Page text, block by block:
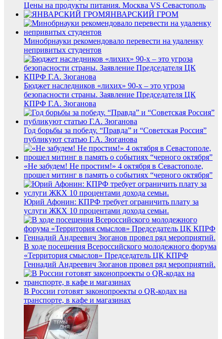
Цены на продукты питания. Москва VS Севастополь
ЯНВАРСКИЙ ГРОМ
Минобрнауки рекомендовало перевести на удаленку
непривитых студентов
Бюджет наследников «лихих» 90-х – это угроза
безопасности страны. Заявление Председателя ЦК
КПРФ Г.А. Зюганова
Год борьбы за победу. “Правда” и “Советская Россия”
публикуют статью Г.А. Зюганова
«Не забудем! Не простим!» 4 октября в Севастополе,
прошел митинг в память о событиях “черного октября”
Юрий Афонин: КПРФ требует ограничить плату за
услуги ЖКХ 10 процентами дохода семьи.
В ходе посещения Всероссийского молодежного форума
«Территория смыслов» Председатель ЦК КПРФ
Геннадий Андреевич Зюганов провел ряд мероприятий.
В России готовят законопроекты о QR-кодах на
транспорте, в кафе и магазинах